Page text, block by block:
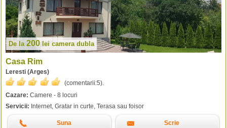
De la 200 lei camera dubla
Casa Rim
Leresti (Arges)
(comentarii:5).
Cazare: Camere - 8 locuri
Servicii: Internet, Gratar in curte, Terasa sau foisor
Suna Scrie